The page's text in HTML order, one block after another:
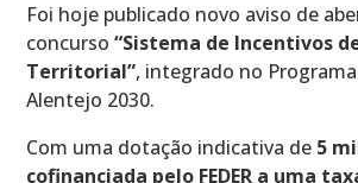
Foi hoje publicado novo aviso de
concurso“Sistema de Incentivos
Territorial”, integrado no
Alentejo 2030.
Com uma dotação indicativa de 5
cofinanciada pelo FEDER a uma